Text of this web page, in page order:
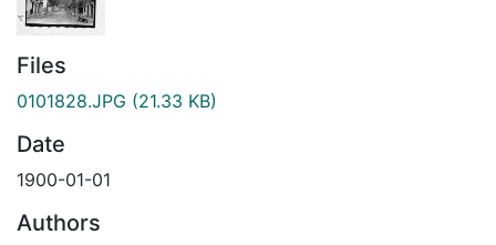
Files
0101828.JPG (21.33 KB)
Date
1900-01-01
Authors